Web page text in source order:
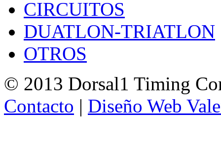
CIRCUITOS
DUATLON-TRIATLON
OTROS
© 2013 Dorsal1 Timing
Contacto | Diseño Web